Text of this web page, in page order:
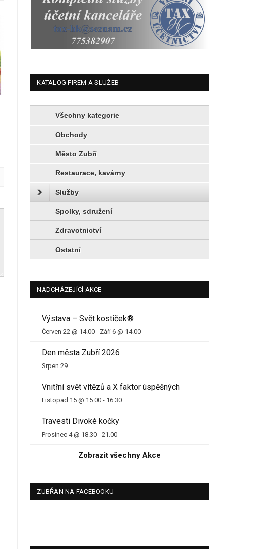
KATALOG FIREM A SLUŽEB
Všechny kategorie
Obchody
Město Zubří
Restaurace, kavárny
Služby
Spolky, sdružení
Zdravotnictví
Ostatní
NADCHÁZEJÍCÍ AKCE
Výstava – Svět kostiček®
Červen 22 @ 14.00 - Září 6 @ 14.00
Den města Zubří 2026
Srpen 29
Vnitřní svět vítězů a X faktor úspěšných
Listopad 15 @ 15.00 - 16.30
Travesti Divoké kočky
Prosinec 4 @ 18.30 -21.00
Zobrazit všechny Akce
ZUBŘAN NA FACEBOOKU